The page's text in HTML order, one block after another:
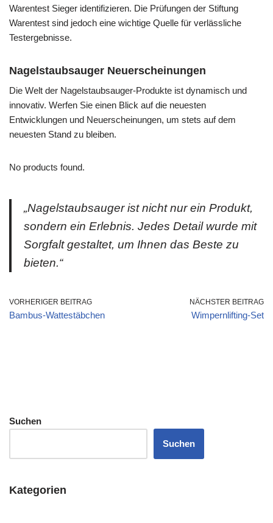
Warentest Sieger identifizieren. Die Prüfungen der Stiftung
Warentest sind jedoch eine wichtige Quelle für verlässliche
Testergebnisse.
Nagelstaubsauger Neuerscheinungen
Die Welt der Nagelstaubsauger-Produkte ist dynamisch und
innovativ. Werfen Sie einen Blick auf die neuesten
Entwicklungen und Neuerscheinungen, um stets auf dem
neuesten Stand zu bleiben.
No products found.
„Nagelstaubsauger ist nicht nur ein Produkt,
sondern ein Erlebnis. Jedes Detail wurde mit
Sorgfalt gestaltet, um Ihnen das Beste zu
bieten.“
VORHERIGER BEITRAG
Bambus-Wattestäbchen
NÄCHSTER BEITRAG
Wimpernlifting-Set
Suchen
Suchen
Kategorien